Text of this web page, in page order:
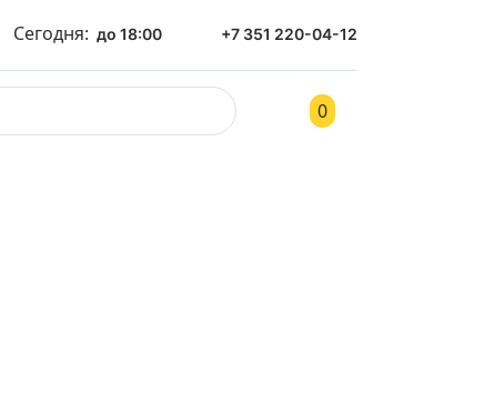
Сегодня: до 18:00 +7 351 220-04-12
0